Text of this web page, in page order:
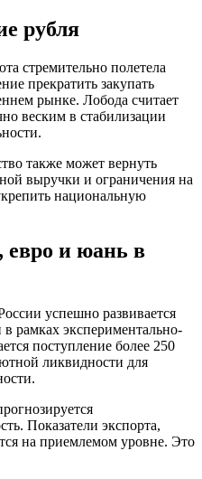
рубля
стремительно полетела
прекратить закупать
рынке. Лобода считает
веским в стабилизации
также может вернуть
выручки и ограничения на
национальную
евро и юань в
успешно развивается
рамках экспериментально-
поступление более 250
ликвидности для
Показатели экспорта,
на приемлемом уровне. Это